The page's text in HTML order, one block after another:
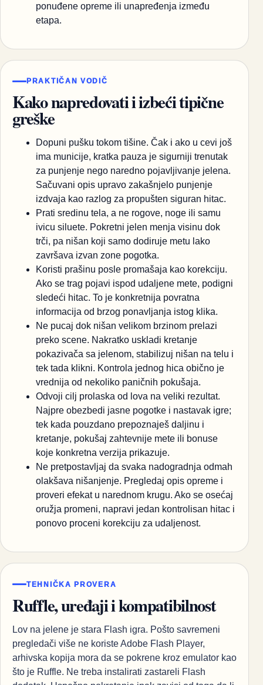
ponuđene opreme ili unapređenja između
etapa.
PRAKTIČAN VODIČ
Kako napredovati i izbeći tipične
greške
Dopuni pušku tokom tišine. Čak i ako u cevi još
ima municije, kratka pauza je sigurniji trenutak
za punjenje nego naredno pojavljivanje jelena.
Sačuvani opis upravo zakašnjelo punjenje
izdvaja kao razlog za propušten siguran hitac.
Prati sredinu tela, a ne rogove, noge ili samu
ivicu siluete. Pokretni jelen menja visinu dok
trči, pa nišan koji samo dodiruje metu lako
završava izvan zone pogotka.
Koristi prašinu posle promašaja kao korekciju.
Ako se trag pojavi ispod udaljene mete, podigni
sledeći hitac. To je konkretnija povratna
informacija od brzog ponavljanja istog klika.
Ne pucaj dok nišan velikom brzinom prelazi
preko scene. Nakratko uskladi kretanje
pokazivača sa jelenom, stabilizuj nišan na telu i
tek tada klikni. Kontrola jednog hica obično je
vrednija od nekoliko paničnih pokušaja.
Odvoji cilj prolaska od lova na veliki rezultat.
Najpre obezbedi jasne pogotke i nastavak igre;
tek kada pouzdano prepoznaješ daljinu i
kretanje, pokušaj zahtevnije mete ili bonuse
koje konkretna verzija prikazuje.
Ne pretpostavljaj da svaka nadogradnja odmah
olakšava nišanjenje. Pregledaj opis opreme i
proveri efekat u narednom krugu. Ako se osećaj
oružja promeni, napravi jedan kontrolisan hitac i
ponovo proceni korekciju za udaljenost.
TEHNIČKA PROVERA
Ruffle, uređaji i kompatibilnost
Lov na jelene je stara Flash igra. Pošto savremeni
pregledači više ne koriste Adobe Flash Player,
arhivska kopija mora da se pokrene kroz emulator kao
što je Ruffle. Ne treba instalirati zastareli Flash